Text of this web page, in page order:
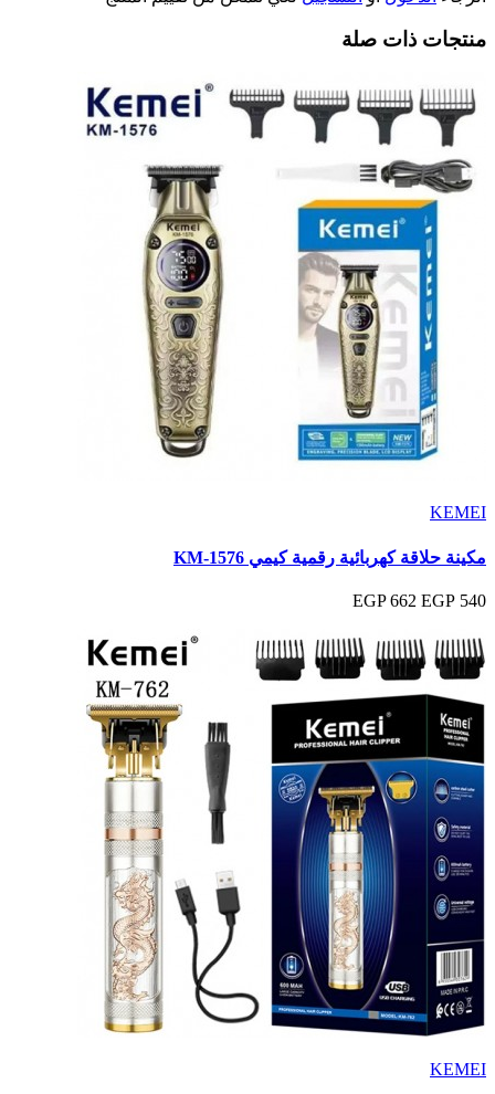
منتجات ذات صلة
KEMEI
مكينة حلاقة كهربائية رقمية كيمي KM‑1576
540 EGP
662 EGP
KEMEI